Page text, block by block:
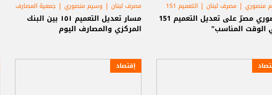
منصوري مصرف لبنان التعميم 151
منصوري مصرّ على تعديل التعميم 151
الوقت المناسب"
مصرف لبنان وسيم منصوري جمعية المصارف
مسار تعديل التعميم ١٥١ بين البنك
المركزي والمصارف اليوم
إقتصاد